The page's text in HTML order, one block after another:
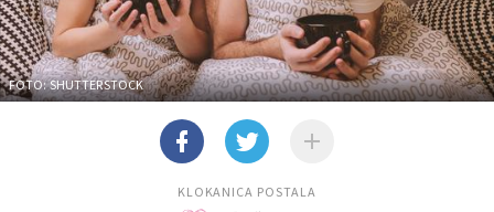
FOTO: SHUTTERSTOCK
KLOKANICA POSTALA